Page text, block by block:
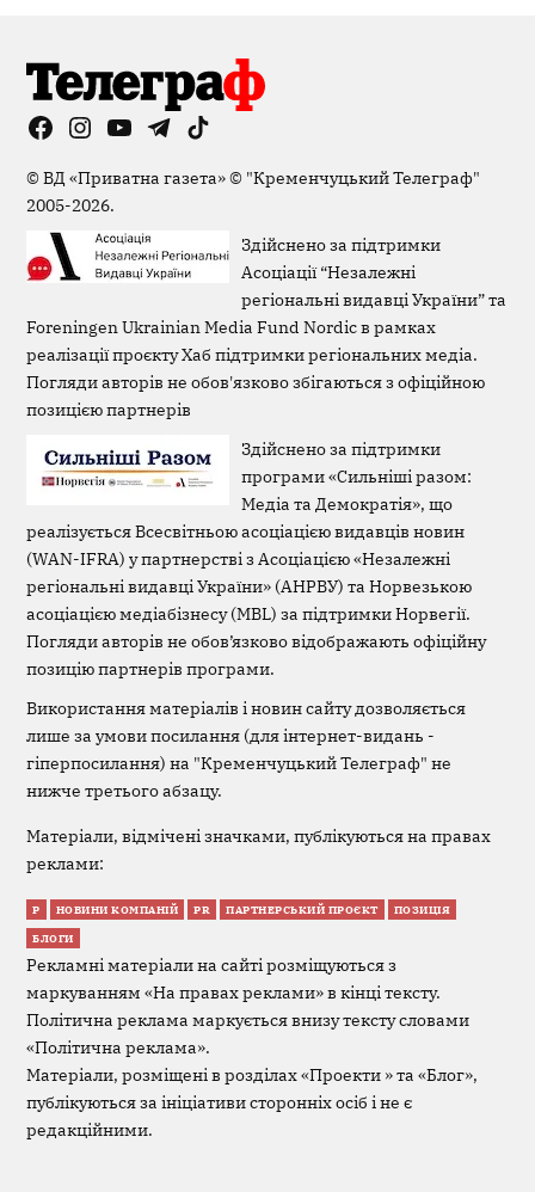
FacebookInstagram
YouTubeTelegramTikTok
©ВД «Приватна газета»© "Кременчуцький Телеграф"
2005-2026.
Здійснено за підтримки
Асоціації “Незалежні
регіональні видавці України” та
Foreningen Ukrainian Media Fund Nordic в рамках
реалізації проєкту Хаб підтримки регіональних медіа.
Погляди авторів не обов'язково збігаються з офіційною
позицією партнерів
Здійснено за підтримки
програми «Сильніші разом:
Медіа та Демократія», що
реалізується Всесвітньою асоціацією видавців новин
(WAN-IFRA) у партнерстві з Асоціацією «Незалежні
регіональні видавці України» (АНРВУ) та Норвезькою
асоціацією медіабізнесу (MBL) за підтримки Норвегії.
Погляди авторів не обов’язково відображають офіційну
позицію партнерів програми.
Використання матеріалів і новин сайту дозволяється
лише за умови посилання (для інтернет-видань -
гіперпосилання) на "Кременчуцький Телеграф" не
нижче третього абзацу.
Матеріали, відмічені значками, публікуються на правах
реклами:
Р НОВИНИ КОМПАНІЙ PR ПАРТНЕРСЬКИЙ ПРОЄКТ ПОЗИЦІЯ
БЛОГИ
Рекламні матеріали на сайті розміщуються з
маркуванням «На правах реклами» в кінці тексту.
Політична реклама маркується внизу тексту словами
«Політична реклама».
Матеріали, розміщені в розділах «Проекти » та «Блог»,
публікуються за ініціативи сторонніх осіб і не є
редакційними.